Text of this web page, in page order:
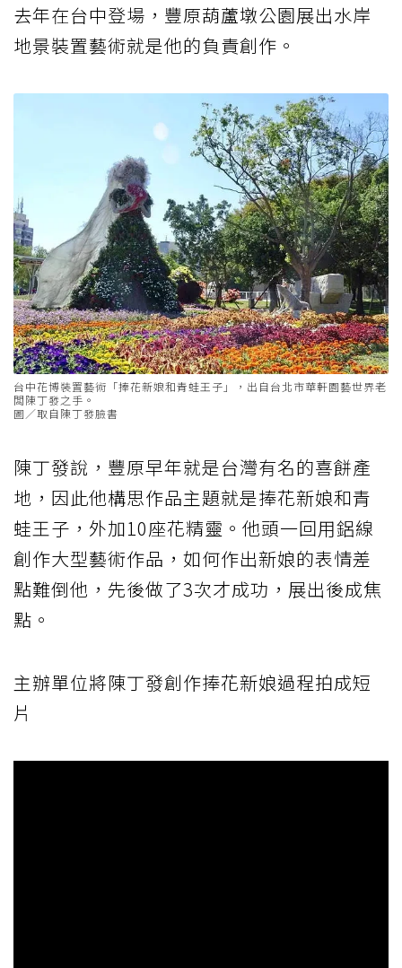
去年在台中登場，豐原葫蘆墩公園展出水岸
地景裝置藝術就是他的負責創作。
台中花博裝置藝術「捧花新娘和青蛙王子」，出自台北市華軒園藝世界老
闆陳丁發之手。
圖／取自陳丁發臉書
陳丁發說，豐原早年就是台灣有名的喜餅產
地，因此他構思作品主題就是捧花新娘和青
蛙王子，外加10座花精靈。他頭一回用鋁線
創作大型藝術作品，如何作出新娘的表情差
點難倒他，先後做了3次才成功，展出後成焦
點。
主辦單位將陳丁發創作捧花新娘過程拍成短
片